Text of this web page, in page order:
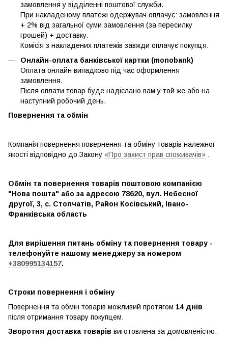
замовлення у відділенні поштової служби.
При накладеному платежі одержувач оплачує: замовлення
+ 2% від загальної суми замовлення (за пересилку
грошей) + доставку.
Комісія з накладених платежів завжди оплачує покупця.
Онлайн-оплата банківської картки (monobank)
Оплата онлайн випадково під час оформлення
замовлення.
Після оплати товар буде надіслано вам у той же або на
наступний робочий день.
Повернення та обмін
Компанія повернення повернення та обміну товарів належної
якості відповідно до Закону «Про захист прав споживачів» .
Обмін та повернення товарів поштовою компанією
"Нова пошта" або за адресою 78620, вул. Небесної
другої, 3, с. Стопчатів, Район Косівський, Івано-
Франківська область
Для вирішення питань обміну та повернення товару -
телефонуйте нашому менеджеру за номером
+380995134157.
Строки повернення і обміну
Повернення та обмін товарів можливий протягом 14 днів
після отримання товару покупцем.
Зворотня доставка товарів виготовлена ​​за домовленістю.